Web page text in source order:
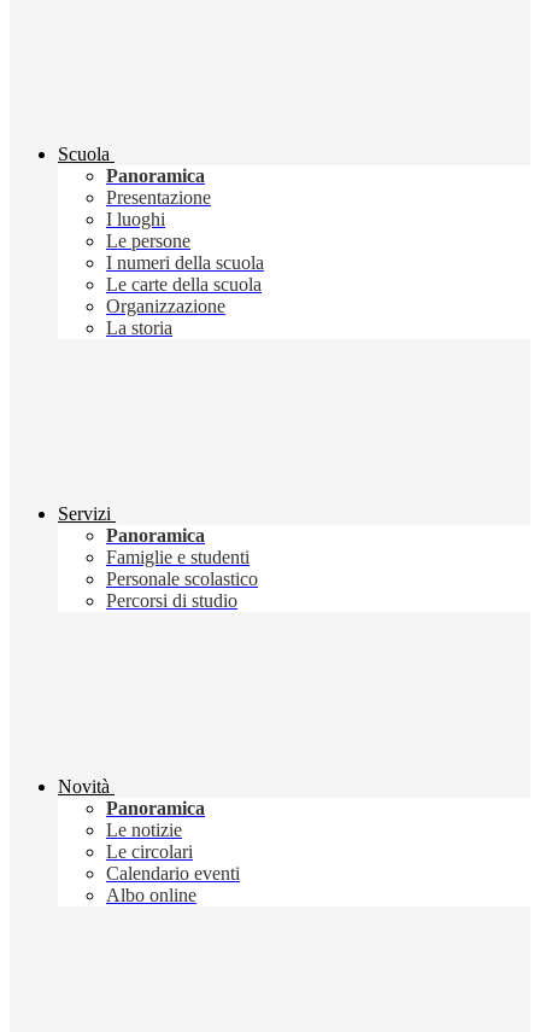
Scuola
Panoramica
Presentazione
I luoghi
Le persone
I numeri della scuola
Le carte della scuola
Organizzazione
La storia
Servizi
Panoramica
Famiglie e studenti
Personale scolastico
Percorsi di studio
Novità
Panoramica
Le notizie
Le circolari
Calendario eventi
Albo online